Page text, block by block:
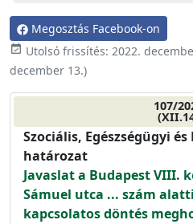
Megosztás Facebook-on
event_available Utolsó frissítés: 2022.
december 13.)
107/
Szociális, Egészségügyi
határozat
Javaslat a Budapest VIII.
Sámuel utca ... szám
kapcsolatos döntés